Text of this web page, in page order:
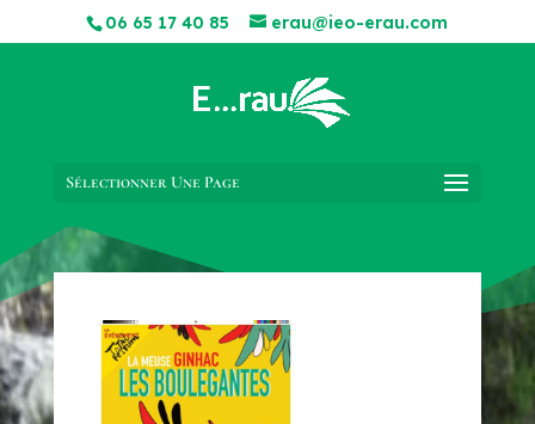
06 65 17 40 85 erau@ieo-erau.com
Sélectionner Une Page